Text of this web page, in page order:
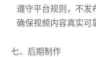
遵守平台规则，不发
确保视频内容真实可
七、后期制作